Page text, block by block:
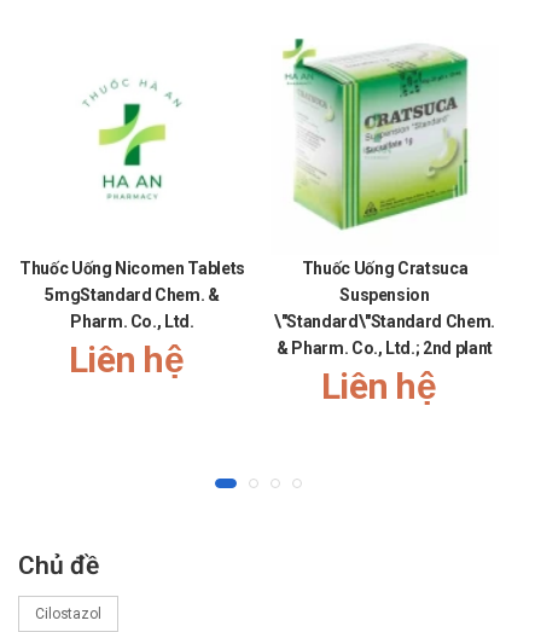
Thuốc Uống Nicomen Tablets
5mgStandard Chem. &
Pharm. Co., Ltd.
Liên hệ
Thuốc Uống Cratsuca
Suspension
\"Standard\"Standard Chem.
& Pharm. Co., Ltd.; 2nd plant
Liên hệ
Chủ đề
Cilostazol